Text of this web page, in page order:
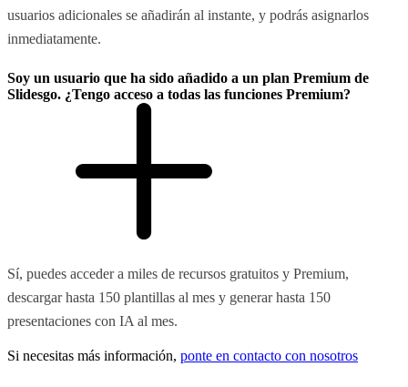
usuarios adicionales se añadirán al instante, y podrás asignarlos
inmediatamente.
Soy un usuario que ha sido añadido a un plan Premium de
Slidesgo. ¿Tengo acceso a todas las funciones Premium?
Sí, puedes acceder a miles de recursos gratuitos y Premium,
descargar hasta 150 plantillas al mes y generar hasta 150
presentaciones con IA al mes.
Si necesitas más información, ponte en contacto con nosotros